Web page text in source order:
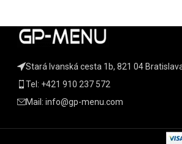
Stará Ivanská cesta 1b, 821 04
Tel: +421 910 237 572
Mail: info@gp-menu.com